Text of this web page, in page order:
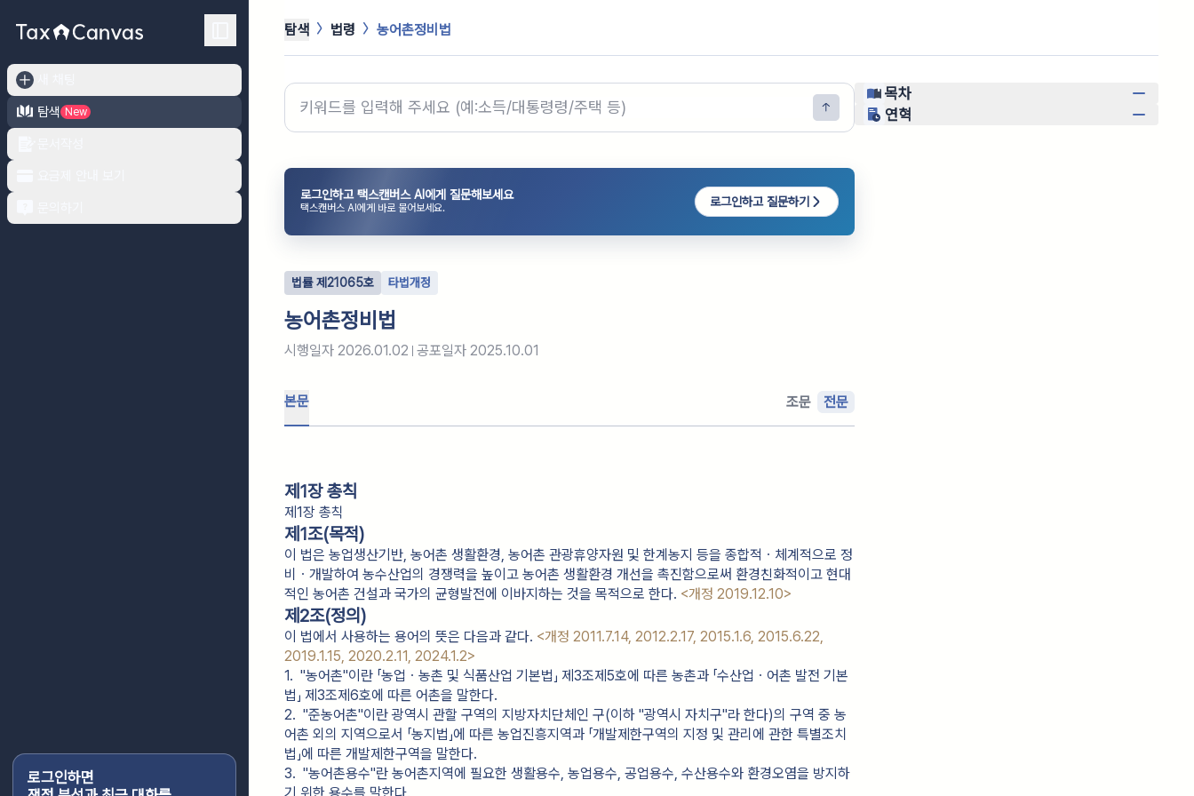
탐색
New
로그인하면
탐색 법령 농어촌정비법
로그인하고 택스캔버스 AI에게 질문해보세요
택스캔버스 AI에게 바로 물어보세요. 로그인하고 질문하기
법률제 21065호 타법개정
농어촌정비법
시행일자 2026.01.02 공포일자 2025.10.01
본문 조문 전문
제1장 총칙
제1장 총칙
제1조(목적)
이 법은 농업생산기반, 농어촌 생활환경, 농어촌 관광휴양자원 및 한계농지 등을 종합적ㆍ체계적으로 정
비ㆍ개발하여 농수산업의 경쟁력을 높이고 농어촌 생활환경 개선을 촉진함으로써 환경친화적이고 현대
적인 농어촌 건설과 국가의 균형발전에 이바지하는 것을 목적으로 한다. <개정 2019.12.10>
제2조(정의)
이 법에서 사용하는 용어의 뜻은 다음과 같다. <개정 2011.7.14, 2012.2.17, 2015.1.6, 2015.6.22,
2019.1.15, 2020.2.11, 2024.1.2>
1.  "농어촌"이란 「농업ㆍ농촌 및 식품산업 기본법」 제3조제5호에 따른 농촌과 「수산업ㆍ어촌 발전 기본
법」 제3조제6호에 따른 어촌을 말한다.
2.  "준농어촌"이란 광역시 관할 구역의 지방자치단체인 구(이하 "광역시 자치구"라 한다)의 구역 중 농
어촌 외의 지역으로서 「농지법」에 따른 농업진흥지역과 「개발제한구역의 지정 및 관리에 관한 특별조치
법」에 따른 개발제한구역을 말한다.
3.  "농어촌용수"란 농어촌지역에 필요한 생활용수, 농업용수, 공업용수, 수산용수와 환경오염을 방지하
목차
연혁